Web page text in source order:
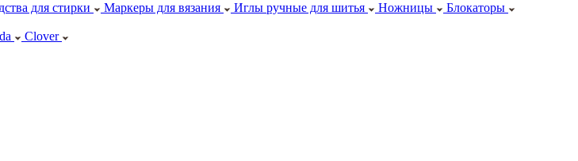
для стирки Маркеры для вязания Иглы ручные для шитья Ножницы
Блокаторы
Clover